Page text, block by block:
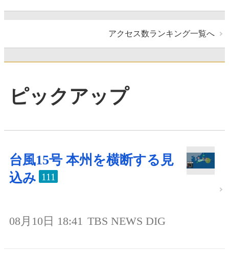
アクセス数ランキング一覧へ
ピックアップ
台風15号 本州を横断する見
込み 111
08月10日 18:41 TBS NEWS DIG